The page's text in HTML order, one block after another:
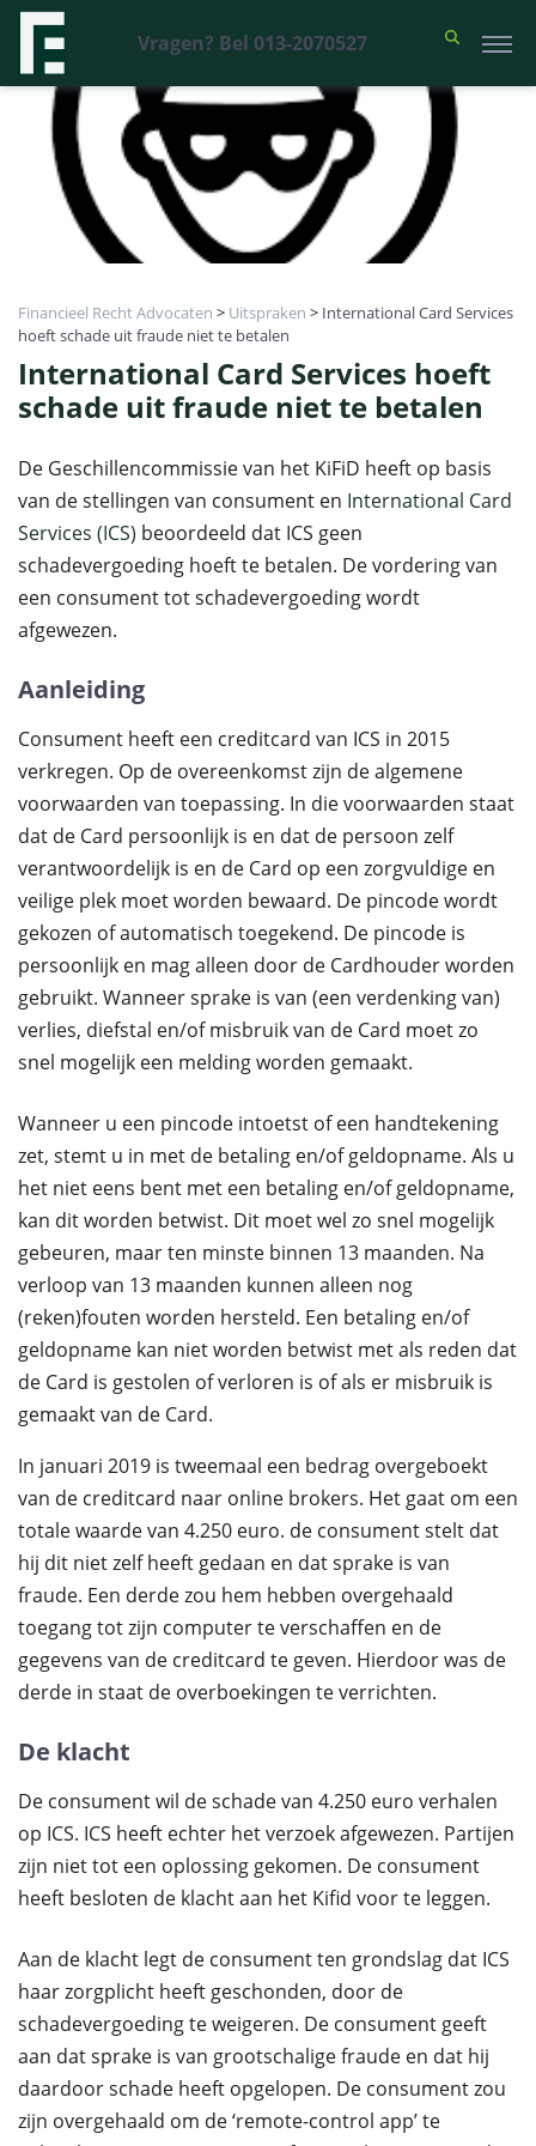
Vragen? Bel 013-2070527
Financieel Recht Advocaten > Uitspraken > International Card Services
hoeft schade uit fraude niet te betalen
International Card Services hoeft
schade uit fraude niet te betalen
De Geschillencommissie van het KiFiD heeft op basis
van de stellingen van consument en International Card
Services (ICS) beoordeeld dat ICS geen
schadevergoeding hoeft te betalen. De vordering van
een consument tot schadevergoeding wordt
afgewezen.
Aanleiding
Consument heeft een creditcard van ICS in 2015
verkregen. Op de overeenkomst zijn de algemene
voorwaarden van toepassing. In die voorwaarden staat
dat de Card persoonlijk is en dat de persoon zelf
verantwoordelijk is en de Card op een zorgvuldige en
veilige plek moet worden bewaard. De pincode wordt
gekozen of automatisch toegekend. De pincode is
persoonlijk en mag alleen door de Cardhouder worden
gebruikt. Wanneer sprake is van (een verdenking van)
verlies, diefstal en/of misbruik van de Card moet zo
snel mogelijk een melding worden gemaakt.
Wanneer u een pincode intoetst of een handtekening
zet, stemt u in met de betaling en/of geldopname. Als u
het niet eens bent met een betaling en/of geldopname,
kan dit worden betwist. Dit moet wel zo snel mogelijk
gebeuren, maar ten minste binnen 13 maanden. Na
verloop van 13 maanden kunnen alleen nog
(reken)fouten worden hersteld. Een betaling en/of
geldopname kan niet worden betwist met als reden dat
de Card is gestolen of verloren is of als er misbruik is
gemaakt van de Card.
In januari 2019 is tweemaal een bedrag overgeboekt
van de creditcard naar online brokers. Het gaat om een
totale waarde van 4.250 euro. de consument stelt dat
hij dit niet zelf heeft gedaan en dat sprake is van
fraude. Een derde zou hem hebben overgehaald
toegang tot zijn computer te verschaffen en de
gegevens van de creditcard te geven. Hierdoor was de
derde in staat de overboekingen te verrichten.
De klacht
De consument wil de schade van 4.250 euro verhalen
op ICS. ICS heeft echter het verzoek afgewezen. Partijen
zijn niet tot een oplossing gekomen. De consument
heeft besloten de klacht aan het Kifid voor te leggen.
Aan de klacht legt de consument ten grondslag dat ICS
haar zorgplicht heeft geschonden, door de
schadevergoeding te weigeren. De consument geeft
aan dat sprake is van grootschalige fraude en dat hij
daardoor schade heeft opgelopen. De consument zou
zijn overgehaald om de ‘remote-control app’ te